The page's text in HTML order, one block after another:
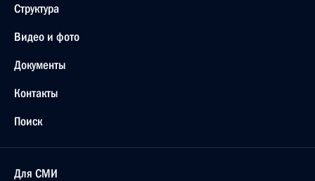
Структура
Видео и фото
Документы
Контакты
Поиск
Для СМИ